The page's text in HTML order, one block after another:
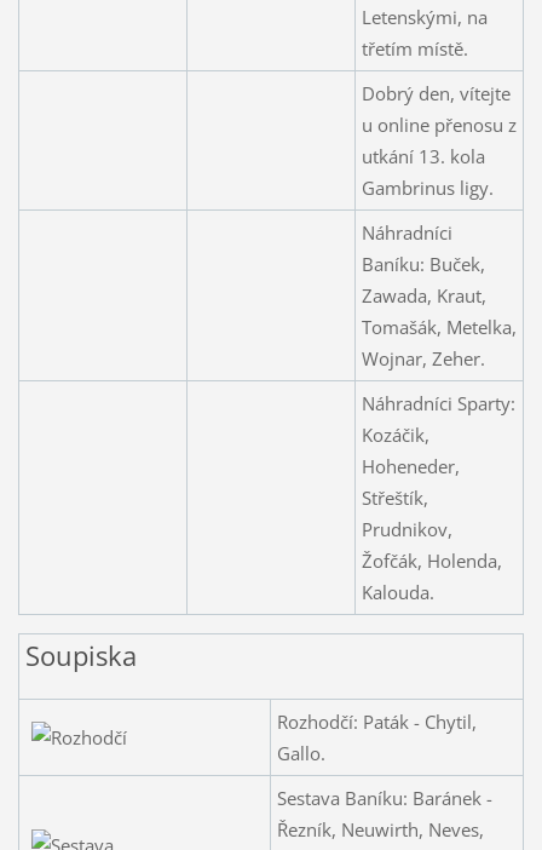
Letenskými, na
třetím místě.
Dobrý den, vítejte
u online přenosu z
utkání 13. kola
Gambrinus ligy.
Náhradníci
Baníku: Buček,
Zawada, Kraut,
Tomašák, Metelka,
Wojnar, Zeher.
Náhradníci Sparty:
Kozáčik,
Hoheneder,
Střeštík,
Prudnikov,
Žofčák, Holenda,
Kalouda.
Soupiska
Rozhodčí: Paták - Chytil,
Gallo.
Sestava Baníku: Baránek -
Řezník, Neuwirth, Neves,